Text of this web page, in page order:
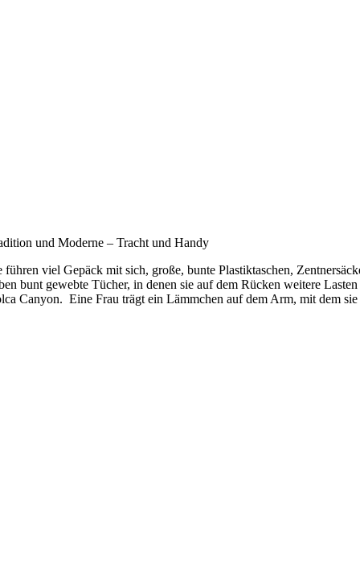
und Moderne – Tracht und Handy
führen viel Gepäck mit sich, große, bunte Plastiktaschen,
bunt gewebte Tücher, in denen sie auf dem Rücken weitere
Canyon. Eine Frau trägt ein Lämmchen auf dem Arm, mit dem